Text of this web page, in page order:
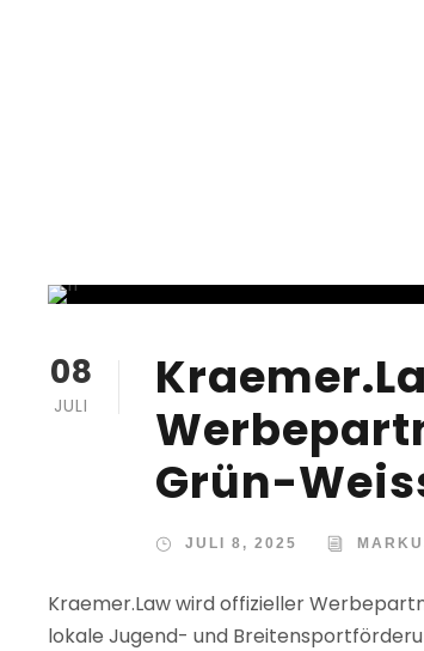
08
JULI
Grün-
JULI 8, 2025
Kraemer.Law wird offizieller
lokale Jugend- und